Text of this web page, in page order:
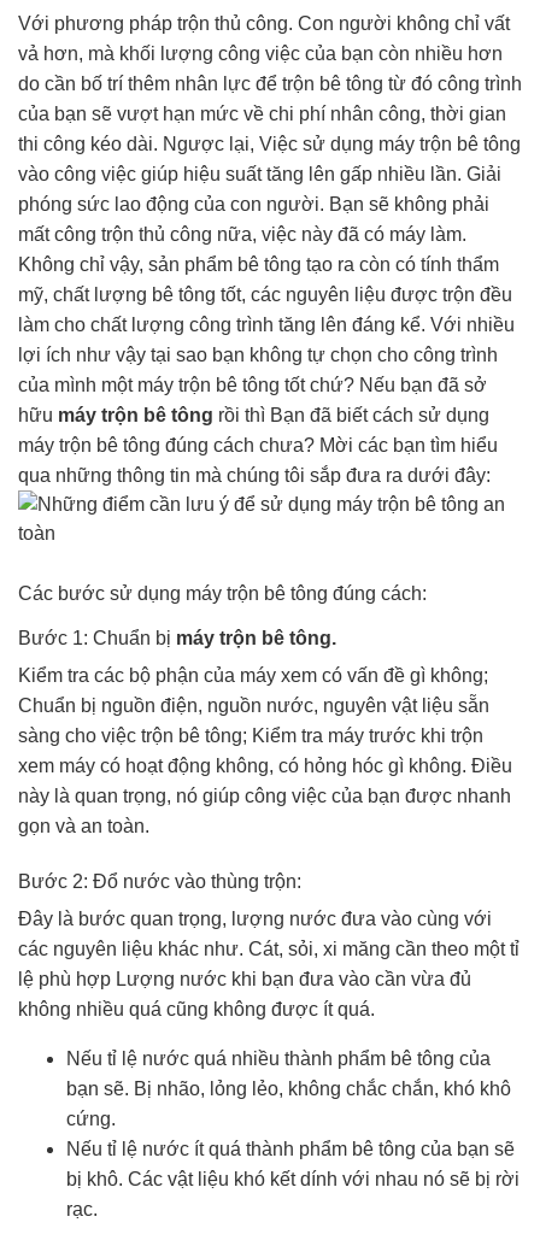
Với phương pháp trộn thủ công. Con người không chỉ vất
vả hơn, mà khối lượng công việc của bạn còn nhiều hơn
do cần bố trí thêm nhân lực để trộn bê tông từ đó công trình
của bạn sẽ vượt hạn mức về chi phí nhân công, thời gian
thi công kéo dài. Ngược lại, Việc sử dụng máy trộn bê tông
vào công việc giúp hiệu suất tăng lên gấp nhiều lần. Giải
phóng sức lao động của con người. Bạn sẽ không phải
mất công trộn thủ công nữa, việc này đã có máy làm.
Không chỉ vậy, sản phẩm bê tông tạo ra còn có tính thẩm
mỹ, chất lượng bê tông tốt, các nguyên liệu được trộn đều
làm cho chất lượng công trình tăng lên đáng kể. Với nhiều
lợi ích như vậy tại sao bạn không tự chọn cho công trình
của mình một máy trộn bê tông tốt chứ? Nếu bạn đã sở
hữu máy trộn bê tông rồi thì Bạn đã biết cách sử dụng
máy trộn bê tông đúng cách chưa? Mời các bạn tìm hiểu
qua những thông tin mà chúng tôi sắp đưa ra dưới đây:
Các bước sử dụng máy trộn bê tông đúng cách:
Bước 1: Chuẩn bị máy trộn bê tông.
Kiểm tra các bộ phận của máy xem có vấn đề gì không;
Chuẩn bị nguồn điện, nguồn nước, nguyên vật liệu sẵn
sàng cho việc trộn bê tông; Kiểm tra máy trước khi trộn
xem máy có hoạt động không, có hỏng hóc gì không. Điều
này là quan trọng, nó giúp công việc của bạn được nhanh
gọn và an toàn.
Bước 2: Đổ nước vào thùng trộn:
Đây là bước quan trọng, lượng nước đưa vào cùng với
các nguyên liệu khác như. Cát, sỏi, xi măng cần theo một tỉ
lệ phù hợp Lượng nước khi bạn đưa vào cần vừa đủ
không nhiều quá cũng không được ít quá.
Nếu tỉ lệ nước quá nhiều thành phẩm bê tông của
bạn sẽ. Bị nhão, lỏng lẻo, không chắc chắn, khó khô
cứng.
Nếu tỉ lệ nước ít quá thành phẩm bê tông của bạn sẽ
bị khô. Các vật liệu khó kết dính với nhau nó sẽ bị rời
rạc.